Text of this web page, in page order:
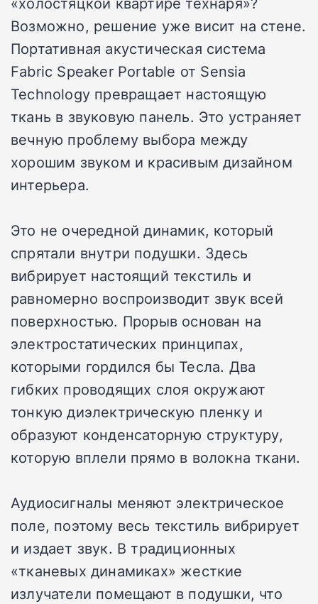
Возможно, решение уже висит на стене.
Портативная акустическая система
Fabric Speaker Portable от Sensia
Technology превращает настоящую
ткань в звуковую панель. Это устраняет
вечную проблему выбора между
хорошим звуком и красивым дизайном
интерьера.
Это не очередной динамик, который
спрятали внутри подушки. Здесь
вибрирует настоящий текстиль и
равномерно воспроизводит звук всей
поверхностью. Прорыв основан на
электростатических принципах,
которыми гордился бы Тесла. Два
гибких проводящих слоя окружают
тонкую диэлектрическую пленку и
образуют конденсаторную структуру,
которую вплели прямо в волокна ткани.
Аудиосигналы меняют электрическое
поле, поэтому весь текстиль вибрирует
и издает звук. В традиционных
«тканевых динамиках» жесткие
излучатели помещают в подушки, что